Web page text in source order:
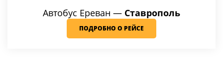
Автобус Ереван — Ставрополь
ПОДРОБНО О РЕЙСЕ